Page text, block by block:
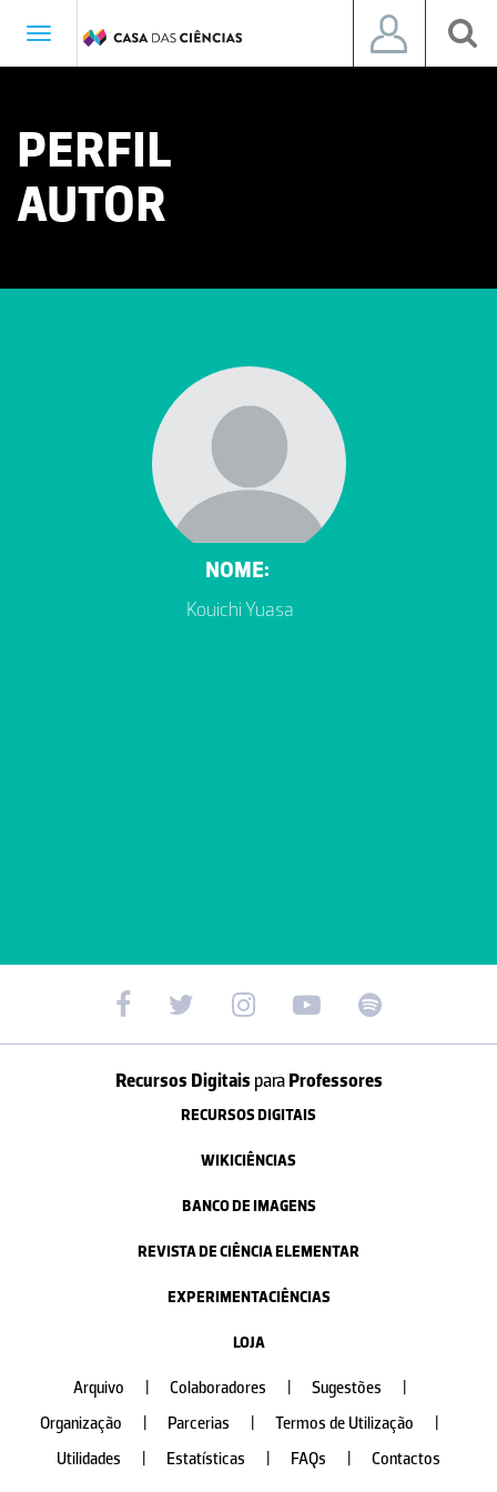
Toggle
PERFIL
AUTOR
NOME:
Kouichi Yuasa
Recursos Digitais paraProfessores
RECURSOS DIGITAIS
WIKICIÊNCIAS
BANCO DE IMAGENS
REVISTA DE CIÊNCIA ELEMENTAR
EXPERIMENTACIÊNCIAS
LOJA
Arquivo Colaboradores Sugestões
Organização
Parcerias Termos de Utilização
Utilidades
Estatísticas FAQs Contactos